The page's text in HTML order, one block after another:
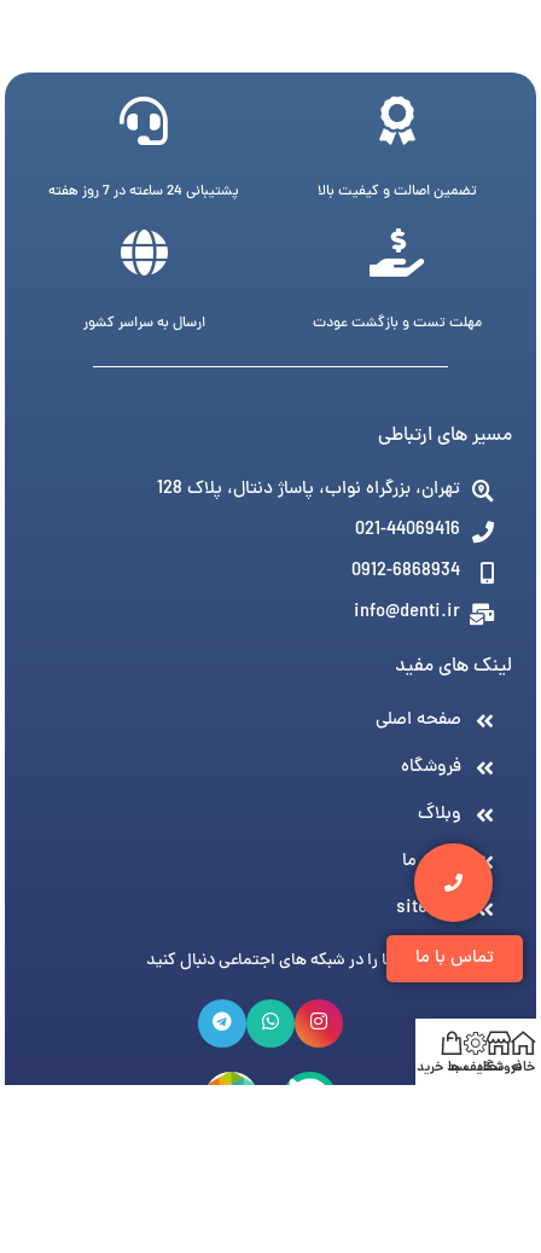
تماس با ما
تضمین اصالت و کیفیت بالا پشتیبانی 24 ساعته در 7 روز هفته
مهلت تست و بازگشت عودت ارسال به سراسر کشور
مسیر های ارتباطی
تهران، بزرگراه نواب، پاساژ دنتال، پلاک 128
021-44069416
0912-6868934
info@denti.ir
لینک های مفید
صفحه اصلی
فروشگاه
وبلاگ
درباره ما
sitemap
ما را در شبکه های اجتماعی دنبال کنید
خانهفروشگاه
تخفیف هاسبد خرید